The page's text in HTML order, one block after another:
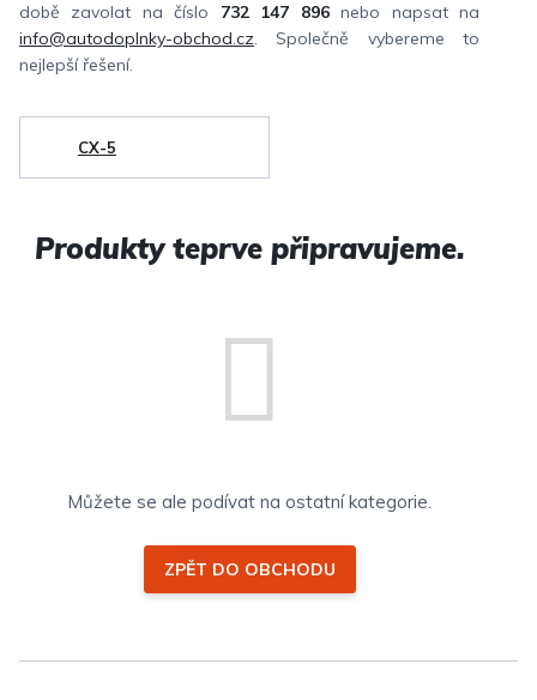
době zavolat na číslo 732 147 896nebo napsat na
info@autodoplnky-obchod.cz. Společně vybereme to
nejlepší řešení.
CX-5
Produkty teprve připravujeme.
Můžete se ale podívat na ostatní kategorie.
ZPĚT DO OBCHODU